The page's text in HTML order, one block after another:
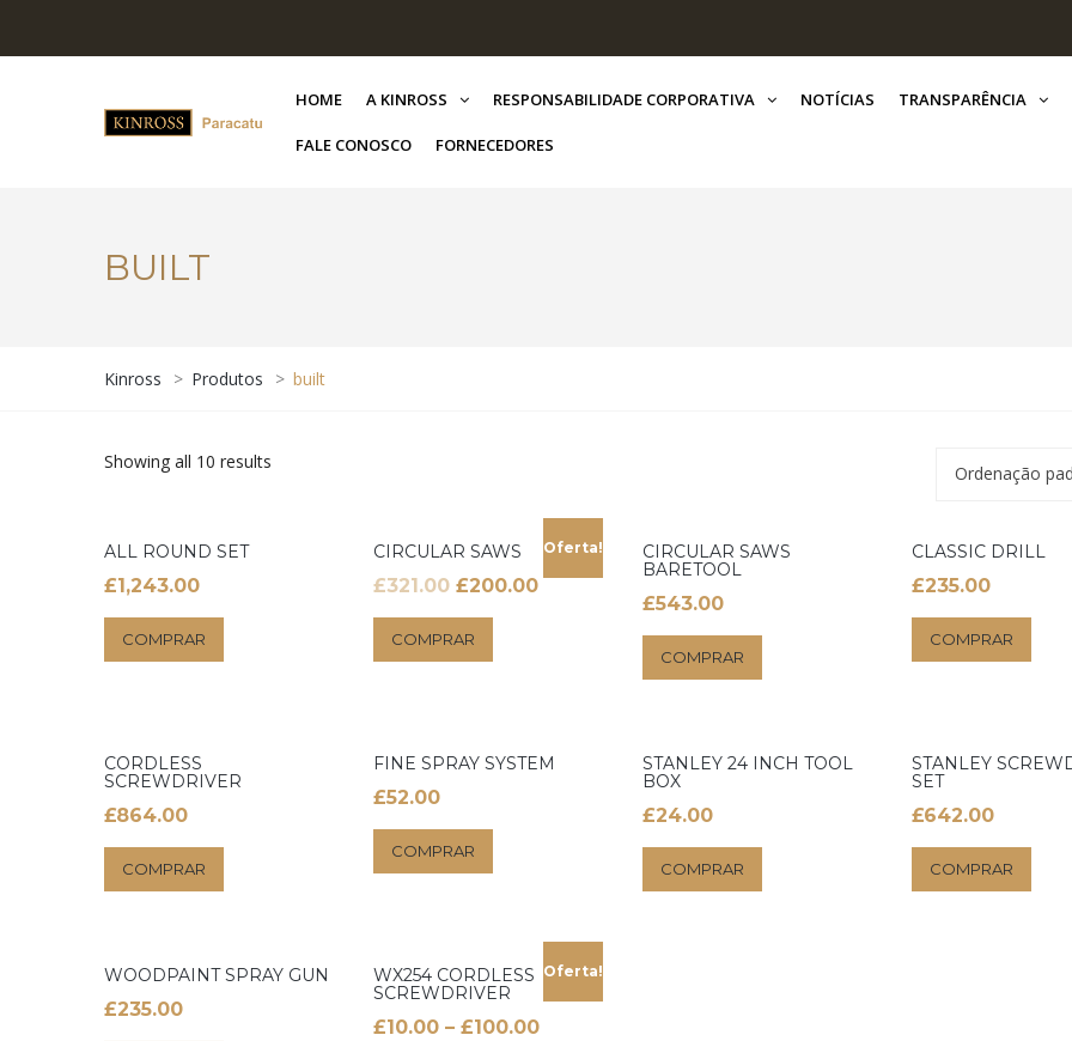
HOME A KINROSS RESPONSABILIDADE CORPORATIVA NOTÍCIAS TRANSPARÊNCIA
FALE CONOSCO FORNECEDORES
BUILT
Kinross > Produtos > built
Showing all 10 results
Ordenação
ALL ROUND SET
£1,243.00
COMPRAR
Oferta!
CIRCULAR SAWS
£321.00 O
preço
original
£200.00O
COMPRAR
CIRCULAR SAWS
BARETOOL
£543.00
COMPRAR
CLASSIC DRILL
£235.00
COMPRAR
CORDLESS
SCREWDRIVER
£864.00
COMPRAR
FINE SPRAY SYSTEM
£52.00
COMPRAR
STANLEY 24 INCH TOOL
BOX
£24.00
COMPRAR
STANLEY
SET
£642.00
COMPRAR
WOODPAINT SPRAY GUN
£235.00
Oferta!
WX254 CORDLESS
SCREWDRIVER
£10.00– £100.00